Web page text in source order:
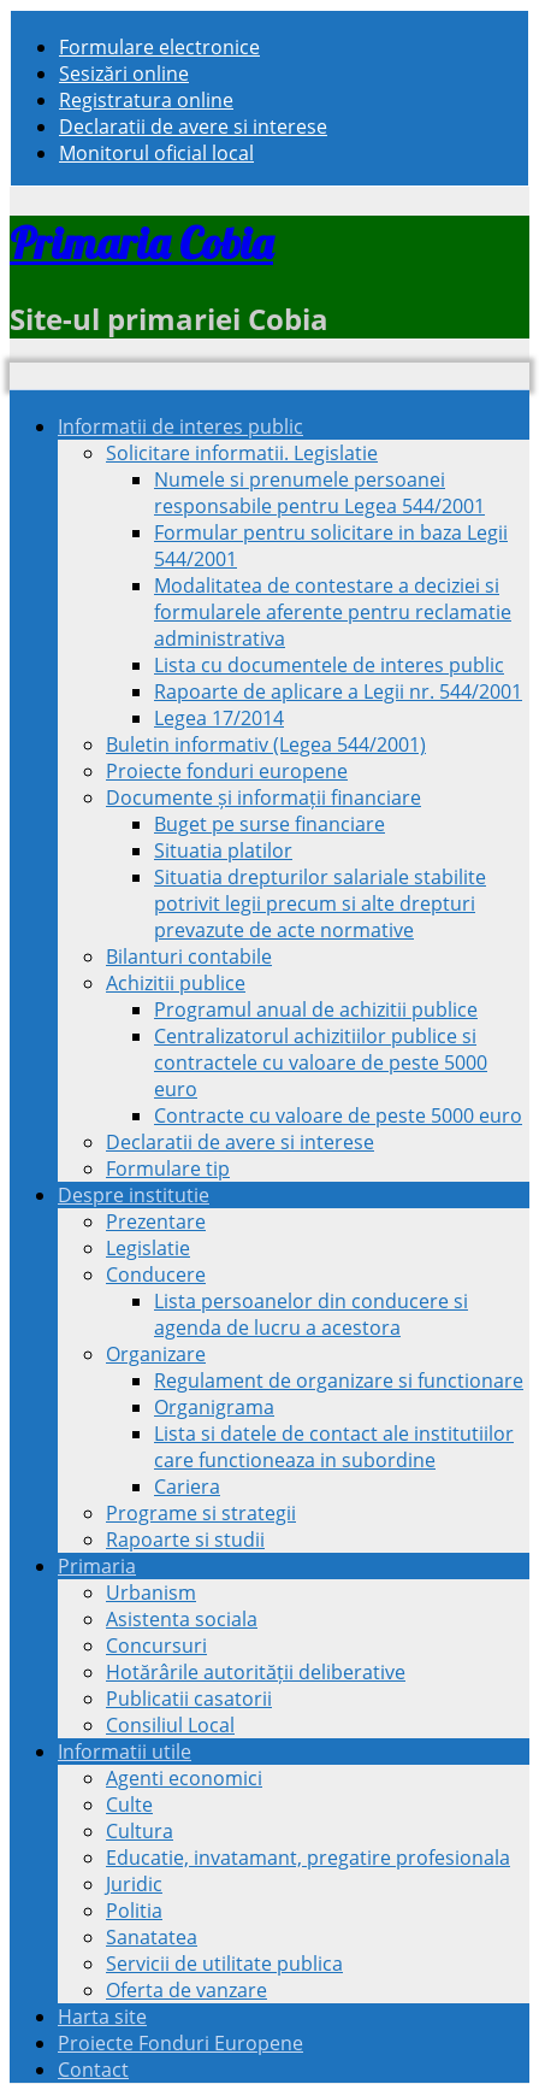
Formulare electronice
Sesizări online
Registratura online
Declaratii de avere si interese
Monitorul oficial local
Primaria Cobia
Site-ul primariei Cobia
Informatii de interes public
Solicitare informatii. Legislatie
Numele si prenumele persoanei
responsabile pentru Legea 544/2001
Formular pentru solicitare in baza Legii
544/2001
Modalitatea de contestare a deciziei si
formularele aferente pentru reclamatie
administrativa
Lista cu documentele de interes public
Rapoarte de aplicare a Legii nr. 544/2001
Legea 17/2014
Buletin informativ (Legea 544/2001)
Proiecte fonduri europene
Documente și informații financiare
Buget pe surse financiare
Situatia platilor
Situatia drepturilor salariale stabilite
potrivit legii precum si alte drepturi
prevazute de acte normative
Bilanturi contabile
Achizitii publice
Programul anual de achizitii publice
Centralizatorul achizitiilor publice si
contractele cu valoare de peste 5000
euro
Contracte cu valoare de peste 5000 euro
Declaratii de avere si interese
Formulare tip
Despre institutie
Prezentare
Legislatie
Conducere
Lista persoanelor din conducere si
agenda de lucru a acestora
Organizare
Regulament de organizare si functionare
Organigrama
Lista si datele de contact ale institutiilor
care functioneaza in subordine
Cariera
Programe si strategii
Rapoarte si studii
Primaria
Urbanism
Asistenta sociala
Concursuri
Hotărârile autorității deliberative
Publicatii casatorii
Consiliul Local
Informatii utile
Agenti economici
Culte
Cultura
Educatie, invatamant, pregatire profesionala
Juridic
Politia
Sanatatea
Servicii de utilitate publica
Oferta de vanzare
Harta site
Proiecte Fonduri Europene
Contact